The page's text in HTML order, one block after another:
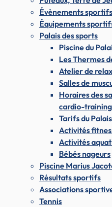
Évènements sportifs
Équipements
Palais des sports
Piscine du
Les Thermes
Atelier de
Salles de
Horaires des
cardio-training
Tarifs du
Activités
Activités
Bébés nageurs
Piscine Marius
Résultats sportifs
Associations
Tennis